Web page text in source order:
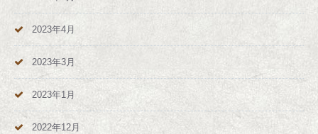
2023年4月
2023年3月
2023年1月
2022年12月